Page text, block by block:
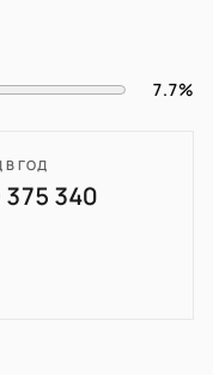
7.7%
В ГОД
375 340